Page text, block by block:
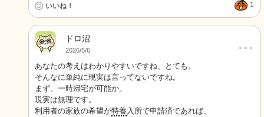
いいね！ 1
ドロ沼
2026/5/6 …
あなたの考えはわかりやすいですね、とても。
そんなに単純に現実は言ってないですね。
まず、一時帰宅が可能か。
現実は無理です。
利用者の家族の希望が特養 入所で申請済であれば、